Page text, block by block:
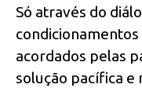
Só através do
acordados pelas
solução pacífica e